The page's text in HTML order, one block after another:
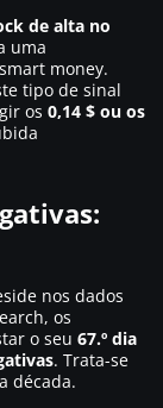
de alta no
uma
money.
tipo de sinal
os 0,14 $ ou os
nos dados
os
o seu 67.º dia
. Trata-se
década.